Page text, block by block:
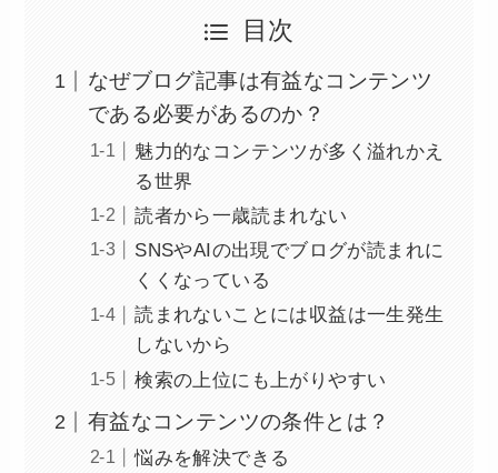
目次
なぜブログ記事は有益なコンテンツ
である必要があるのか？
魅力的なコンテンツが多く溢れかえ
る世界
読者から一歳読まれない
SNSやAIの出現でブログが読まれに
くくなっている
読まれないことには収益は一生発生
しないから
検索の上位にも上がりやすい
有益なコンテンツの条件とは？
悩みを解決できる